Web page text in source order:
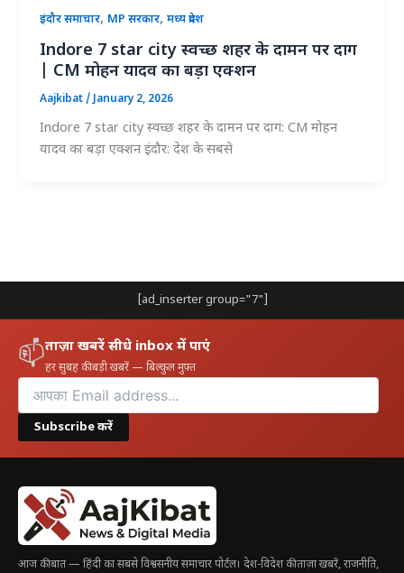
इंदौर समाचार, MP सरकार,मध्य प्रदेश
Indore 7 star city स्वच्छ शहर के दामन पर दाग
| CM मोहन यादव का बड़ा एक्शन
Aajkibat/January 2, 2026
Indore 7 star city स्वच्छ शहर के दामन पर दाग: CM मोहन
यादव का बड़ा एक्शन इंदौर: देश के सबसे
[ad_inserter group="7"]
📫ताज़ा खबरें सीधे inbox में पाएं
हर सुबह की बड़ी खबरें — बिल्कुल मुफ़्त
Subscribe करें
आज की बात — हिंदी का सबसे विश्वसनीय समाचार पोर्टल। देश-विदेश की ताज़ा खबरें, राजनीति,